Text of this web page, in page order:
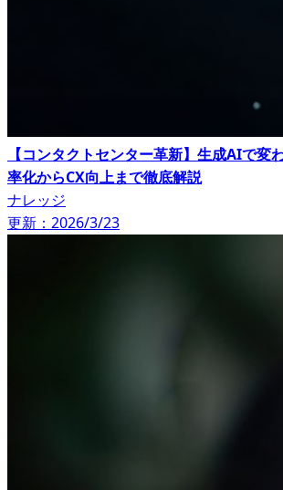
【コンタクトセンター革新】生成AIで変
率化からCX向上まで徹底解説
ナレッジ
更新：2026/3/23